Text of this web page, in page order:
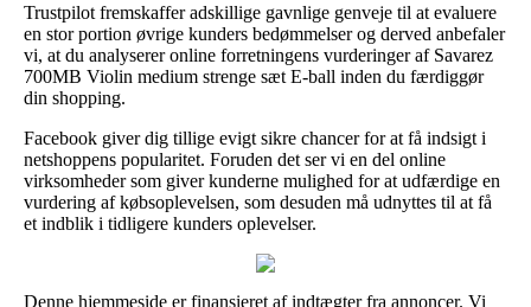
Trustpilot fremskaffer adskillige gavnlige genveje til at evaluere
en stor portion øvrige kunders bedømmelser og derved anbefaler
vi, at du analyserer online forretningens vurderinger af Savarez
700MB Violin medium strenge sæt E-ball inden du færdiggør
din shopping.
Facebook giver dig tillige evigt sikre chancer for at få indsigt i
netshoppens popularitet. Foruden det ser vi en del online
virksomheder som giver kunderne mulighed for at udfærdige en
vurdering af købsoplevelsen, som desuden må udnyttes til at få
et indblik i tidligere kunders oplevelser.
Denne hjemmeside er finansieret af indtægter fra annoncer. Vi